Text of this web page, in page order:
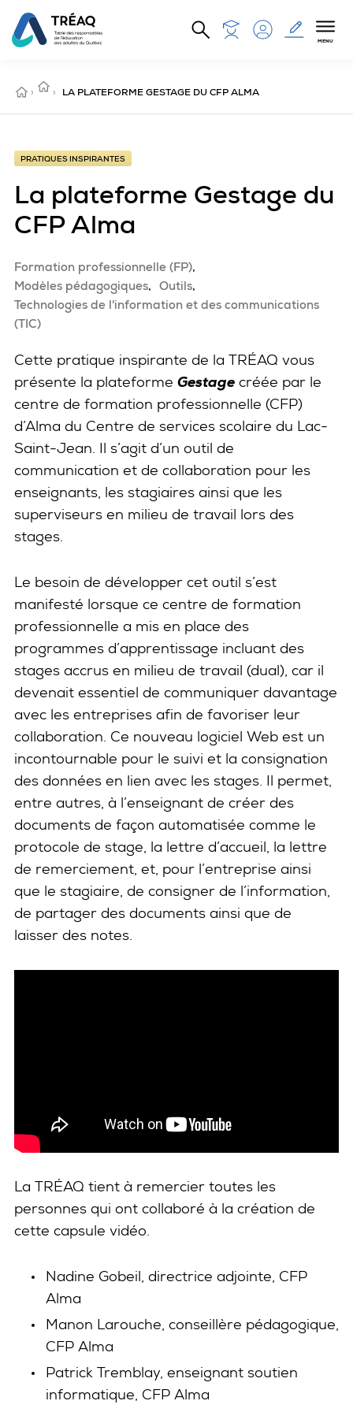
Aller au contenu principal
MENU
ACCUEIL
›
PRATIQUES
INSPIRANTES
› LA PLATEFORME GESTAGE DU CFP ALMA
PRATIQUES INSPIRANTES
La plateforme Gestage du
CFP Alma
Formation professionnelle (FP)
Modèles pédagogiques
Outils
Technologies de l'information et des communications
(TIC)
Cette pratique inspirante de la TRÉAQ vous
présente la plateforme Gestage créée par le
centre de formation professionnelle (CFP)
d’Alma du Centre de services scolaire du Lac-
Saint-Jean. Il s’agit d’un outil de
communication et de collaboration pour les
enseignants, les stagiaires ainsi que les
superviseurs en milieu de travail lors des
stages.
Le besoin de développer cet outil s’est
manifesté lorsque ce centre de formation
professionnelle a mis en place des
programmes d’apprentissage incluant des
stages accrus en milieu de travail (dual), car il
devenait essentiel de communiquer davantage
avec les entreprises afin de favoriser leur
collaboration. Ce nouveau logiciel Web est un
incontournable pour le suivi et la consignation
des données en lien avec les stages. Il permet,
entre autres, à l’enseignant de créer des
documents de façon automatisée comme le
protocole de stage, la lettre d’accueil, la lettre
de remerciement, et, pour l’entreprise ainsi
que le stagiaire, de consigner de l’information,
de partager des documents ainsi que de
laisser des notes.
La TRÉAQ tient à remercier toutes les
personnes qui ont collaboré à la création de
cette capsule vidéo.
Nadine Gobeil, directrice adjointe, CFP
Alma
Manon Larouche, conseillère pédagogique,
CFP Alma
Patrick Tremblay, enseignant soutien
informatique, CFP Alma